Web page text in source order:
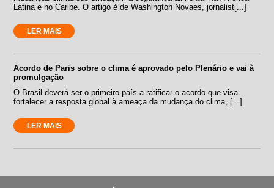
Latina e no Caribe. O artigo é de Washington Novaes, jornalist[...]
LER MAIS
Acordo de Paris sobre o clima é aprovado pelo Plenário e vai à
promulgação
O Brasil deverá ser o primeiro país a ratificar o acordo que visa
fortalecer a resposta global à ameaça da mudança do clima, [...]
LER MAIS